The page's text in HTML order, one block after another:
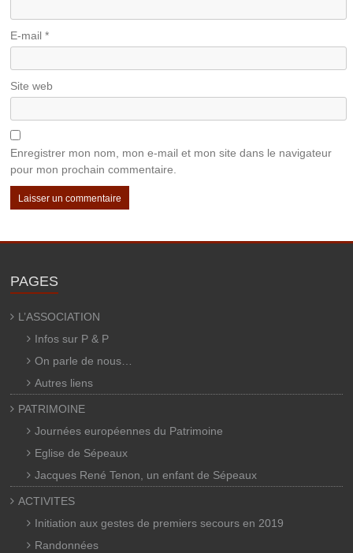
E-mail*
Site web
Enregistrer mon nom, mon e-mail et mon site dans le navigateur
pour mon prochain commentaire.
PAGES
L’ASSOCIATION
Infos sur P & P
On parle de nous…
Autres liens
PATRIMOINE
Journées européennes du Patrimoine
Eglise de Sépeaux
Jacques René Tenon, un enfant de Sépeaux
ACTIVITES
Initiation aux gestes de premiers secours en 2019
Randonnées